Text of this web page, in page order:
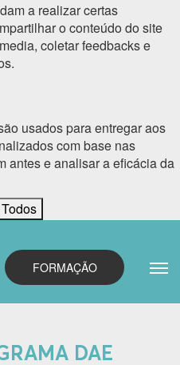
a realizar certas
o conteúdo do site
coletar feedbacks e
usados para entregar aos
com base nas
antes e analisar a eficácia da
FORMAÇÃO
DAE